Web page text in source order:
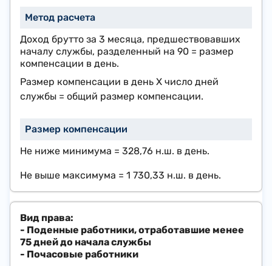
Доход брутто за 3 месяца, предшествовавших
началу службы, разделенный на 90 = размер
компенсации в день.
Размер компенсации в день Х число дней
службы = общий размер компенсации.
​Не ниже минимума = 328,76 н.ш. в день.
Не выше максимума = 1 730,33 н.ш. в день.
- Поденные работники, отработавшие менее
75 дней до начала службы
- Почасовые работники